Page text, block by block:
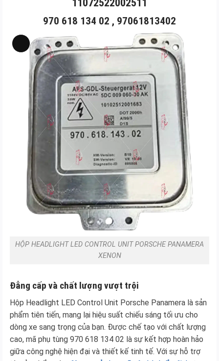
11072522002511
970 618 134 02 , 97061813402
Long
Mô
sản
phẩm
HỘP HEADLIGHT LED CONTROL UNIT PORSCHE PANAMERA
XENON
Đẳng cấp và chất lượng vượt trội
Hộp Headlight LED Control Unit Porsche Panamera là sản
phẩm tiên tiến, mang lại hiệu suất chiếu sáng tối ưu cho
dòng xe sang trọng của bạn. Được chế tạo với chất lượng
cao, mã phụ tùng 970 618 134 02 là sự kết hợp hoàn hảo
giữa công nghệ hiện đại và thiết kế tinh tế. Với sự hỗ trợ